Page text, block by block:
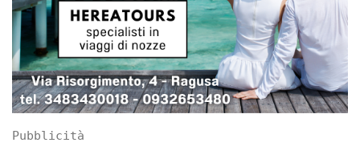
Pubblicità